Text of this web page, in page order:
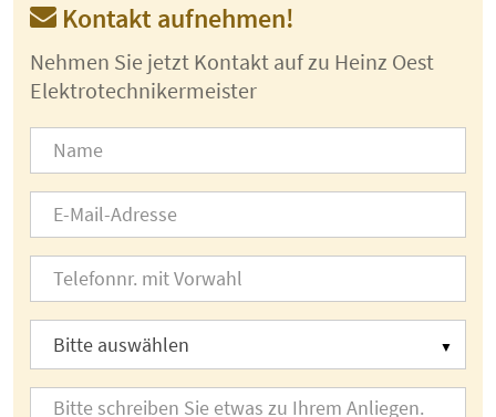
Kontakt aufnehmen!
Nehmen Sie jetzt Kontakt auf zu Heinz Oest
Elektrotechnikermeister